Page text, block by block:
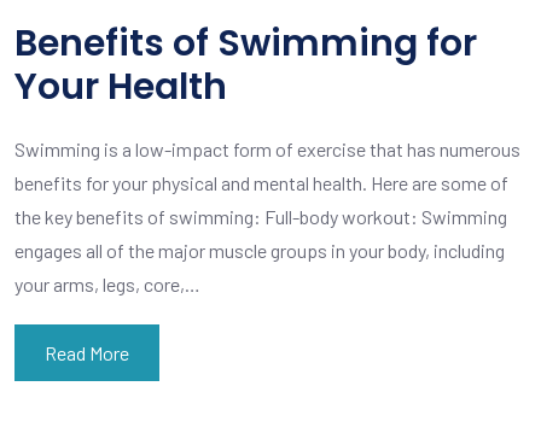
Benefits of Swimming for
Your Health
Swimming is a low-impact form of exercise that has numerous
benefits for your physical and mental health. Here are some of
the key benefits of swimming: Full-body workout: Swimming
engages all of the major muscle groups in your body, including
your arms, legs, core,…
Read More